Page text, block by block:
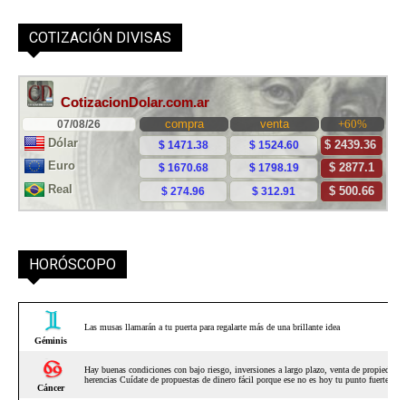
COTIZACIÓN DIVISAS
HORÓSCOPO